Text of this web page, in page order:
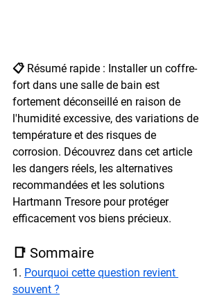
📋 Résumé rapide : Installer un coffre-
fort dans une salle de bain est
fortement déconseillé en raison de
l'humidité excessive, des variations de
température et des risques de
corrosion. Découvrez dans cet article
les dangers réels, les alternatives
recommandées et les solutions
Hartmann Tresore pour protéger
efficacement vos biens précieux.
📑 Sommaire
1. Pourquoi cette question revient
souvent ?